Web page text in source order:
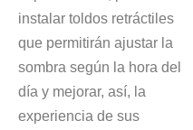
instalar toldos retráctiles
que permitirán ajustar la
sombra según la hora del
día y mejorar, así, la
experiencia de sus